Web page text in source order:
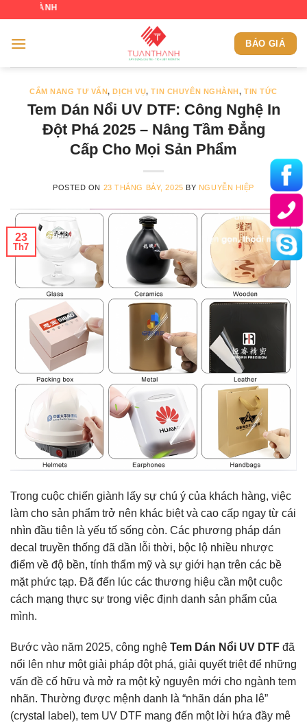
content
BÁO GIÁ
CẨM NANG TƯ VẤN,DỊCH VỤ,TIN CHUYÊN NGHÀNH,TIN TỨC
Tem Dán Nổi UV DTF: Công Nghệ In
Đột Phá 2025 – Nâng Tầm Đẳng
Cấp Cho Mọi Sản Phẩm
POSTED ON 23 THÁNG BẢY, 2025 BY NGUYỄN HIỆP
23
Th7
Trong cuộc chiến giành lấy sự chú ý của khách hàng, việc
làm cho sản phẩm trở nên khác biệt và cao cấp ngay từ cái
nhìn đầu tiên là yếu tố sống còn. Các phương pháp dán
decal truyền thống đã dần lỗi thời, bộc lộ nhiều nhược
điểm về độ bền, tính thẩm mỹ và sự giới hạn trên các bề
mặt phức tạp. Đã đến lúc các thương hiệu cần một cuộc
cách mạng thực sự trong việc định danh sản phẩm của
mình.
Bước vào năm 2025, công nghệ Tem Dán Nổi UV DTF đã
nổi lên như một giải pháp đột phá, giải quyết triệt để những
vấn đề cố hữu và mở ra một kỷ nguyên mới cho ngành tem
nhãn. Thường được mệnh danh là “nhãn dán pha lê”
(crystal label), tem UV DTF mang đến một lời hứa đầy mê